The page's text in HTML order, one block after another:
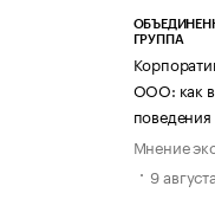
ГРУППА
ООО: как
поведения
Мнение
9